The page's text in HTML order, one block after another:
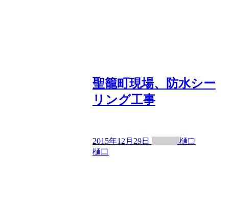
聖籠町現場、防水シー
リング工事
2015年12月29日
樋口
樋口